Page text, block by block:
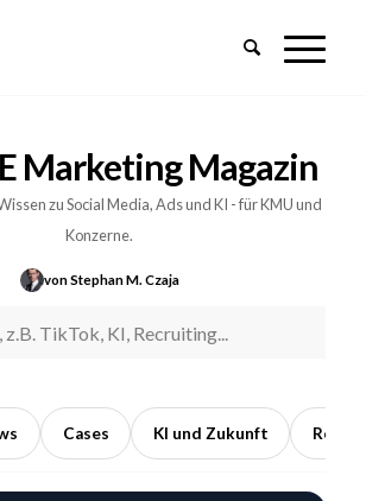
Marketing Magazin
zu Social Media, Ads und KI - für KMU und
Konzerne.
von Stephan M. Czaja
Cases KI und Zukunft